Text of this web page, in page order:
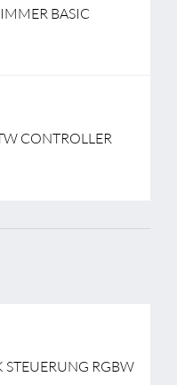
BASIC
CONTROLLER
STEUERUNG RGBW